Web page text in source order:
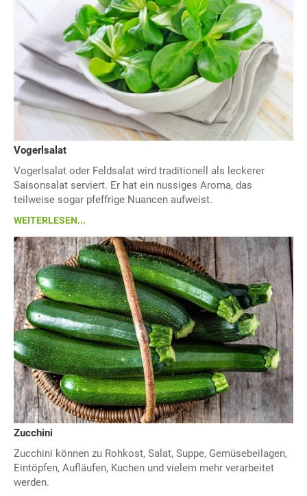
Vogerlsalat
Vogerlsalat oder Feldsalat wird traditionell als leckerer
Saisonsalat serviert. Er hat ein nussiges Aroma, das
teilweise sogar pfeffrige Nuancen aufweist.
WEITERLESEN...
Zucchini
Zucchini können zu Rohkost, Salat, Suppe, Gemüsebeilagen,
Eintöpfen, Aufläufen, Kuchen und vielem mehr verarbeitet
werden.